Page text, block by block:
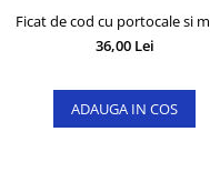
Ficat de cod cu portocale si
36,00 Lei
ADAUGA IN COS